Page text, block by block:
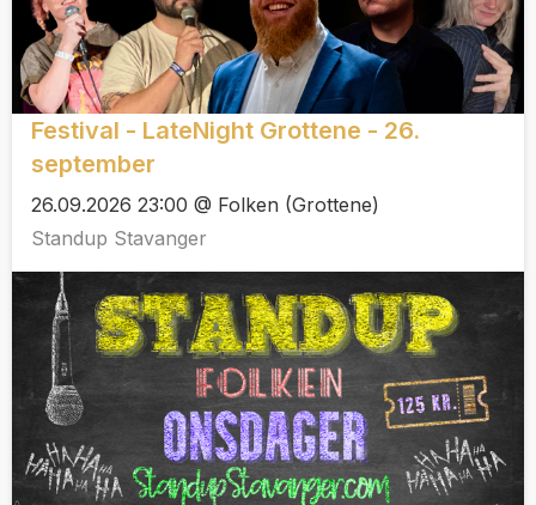
Festival - LateNight Grottene - 26.
september
26.09.2026 23:00 @ Folken (Grottene)
Standup Stavanger